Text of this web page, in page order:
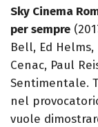
Sky Cinema
per sempre
Bell, Ed
Cenac, Paul
Sentimentale.
nel
vuole